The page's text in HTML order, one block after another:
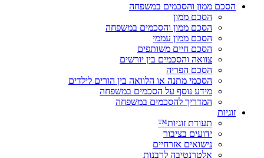
הסכם ממון והסכמים במשפחה
הסכם ממון
הסכם ממון והסכמים במשפחה
הסכם ממון עממי
הסכם חיים משותפים
צוואה והסכמים בין יורשים
הסכם הפריה
הסכמי מתנה או הלוואה בין הורים לילדים
מידע נוסף על הסכמים במשפחה
המדריך להסכמים במשפחה
זוגיות
תעודת זוגיות™
ידועים בציבור
נישואים אזרחיים
אלטרנטיבה לרבנות